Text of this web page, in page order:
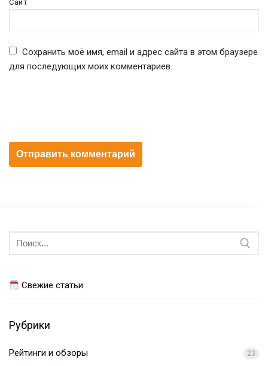
Сайт
Сохранить моё имя, email и адрес сайта в этом браузере
для последующих моих комментариев.
Искать:
Свежие статьи
Рубрики
Рейтинги и обзоры 23